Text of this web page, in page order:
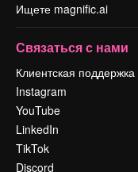
Ищете magnific.ai
Связаться с нами
Клиентская поддержка
Instagram
YouTube
LinkedIn
TikTok
Discord